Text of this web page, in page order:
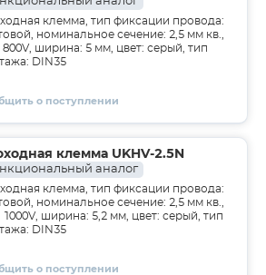
клемма, тип фиксации провода:
номинальное сечение: 2,5 мм кв.,
800V, ширина: 5 мм, цвет: серый, тип
DIN35
о поступлении
клемма UKHV-2.5N
аналог
клемма, тип фиксации провода:
номинальное сечение: 2,5 мм кв.,
1000V, ширина: 5,2 мм, цвет: серый, тип
DIN35
о поступлении